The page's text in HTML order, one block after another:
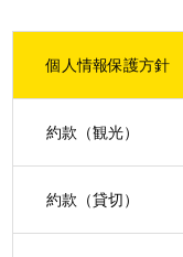
個人情報保護方針
約款（観光）
約款（貸切）